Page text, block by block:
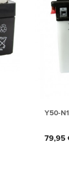
Y50-
Prix
79,95